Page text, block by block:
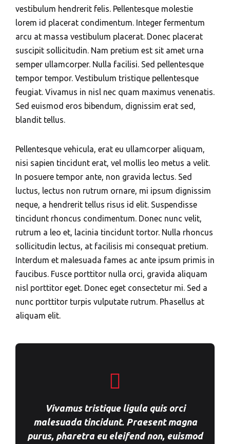
vestibulum hendrerit felis. Pellentesque molestie
lorem id placerat condimentum. Integer fermentum
arcu at massa vestibulum placerat. Donec placerat
suscipit sollicitudin. Nam pretium est sit amet urna
semper ullamcorper. Nulla facilisi. Sed pellentesque
tempor tempor. Vestibulum tristique pellentesque
feugiat. Vivamus in nisl nec quam maximus venenatis.
Sed euismod eros bibendum, dignissim erat sed,
blandit tellus.
Pellentesque vehicula, erat eu ullamcorper aliquam,
nisi sapien tincidunt erat, vel mollis leo metus a velit.
In posuere tempor ante, non gravida lectus. Sed
luctus, lectus non rutrum ornare, mi ipsum dignissim
neque, a hendrerit tellus risus id elit. Suspendisse
tincidunt rhoncus condimentum. Donec nunc velit,
rutrum a leo et, lacinia tincidunt tortor. Nulla rhoncus
sollicitudin lectus, at facilisis mi consequat pretium.
Interdum et malesuada fames ac ante ipsum primis in
faucibus. Fusce porttitor nulla orci, gravida aliquam
nisl porttitor eget. Donec eget consectetur mi. Sed a
nunc porttitor turpis vulputate rutrum. Phasellus at
aliquam elit.
Vivamus tristique ligula quis orci
malesuada tincidunt. Praesent magna
purus, pharetra eu eleifend non, euismod